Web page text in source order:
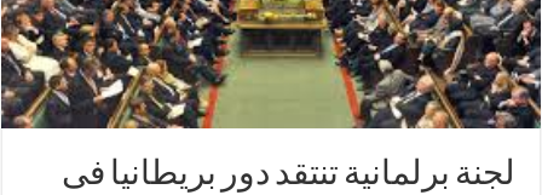
لجنة برلمانية تنتقد دور بريطانيا فى